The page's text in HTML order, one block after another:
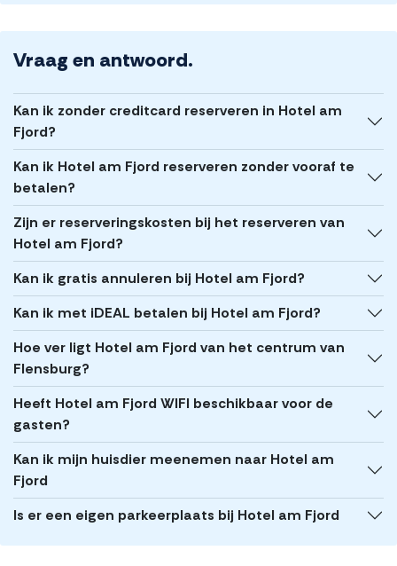
Vraag en antwoord.
Kan ik zonder creditcard reserveren in Hotel am
Fjord?
Kan ik Hotel am Fjord reserveren zonder vooraf te
betalen?
Zijn er reserveringskosten bij het reserveren van
Hotel am Fjord?
Kan ik gratis annuleren bij Hotel am Fjord?
Kan ik met iDEAL betalen bij Hotel am Fjord?
Hoe ver ligt Hotel am Fjord van het centrum van
Flensburg?
Heeft Hotel am Fjord WIFI beschikbaar voor de
gasten?
Kan ik mijn huisdier meenemen naar Hotel am
Fjord
Is er een eigen parkeerplaats bij Hotel am Fjord